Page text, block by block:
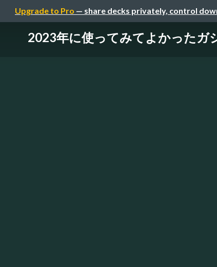
Upgrade to Pro — share decks privately, control
2023年に使ってみてよかったガ